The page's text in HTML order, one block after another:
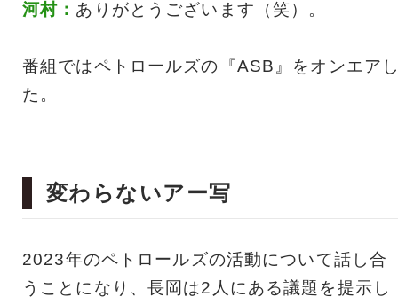
河村： ありがとうございます（笑）。
番組ではペトロールズの『ASB』をオンエア
た。
変わらないアー写
2023年のペトロールズの活動について話し合
うことになり、長岡は2人にある議題を提示し